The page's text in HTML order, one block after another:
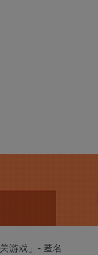
游戏」- 匿名